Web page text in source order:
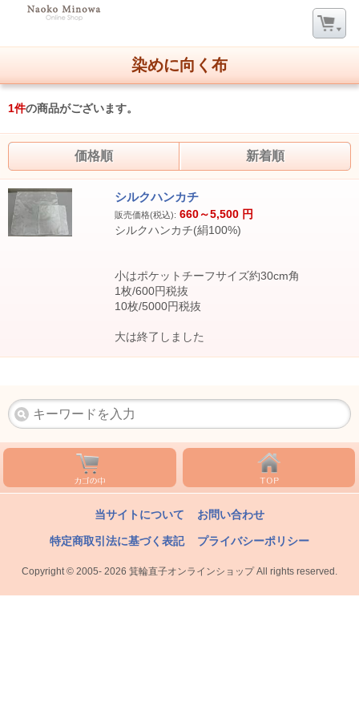
染めに向く布
1件の商品がございます。
価格順 新着順
シルクハンカチ
販売価格(税込): 660～5,500 円
シルクハンカチ(絹100%)
小はポケットチーフサイズ約30cm角
1枚/600円税抜
10枚/5000円税抜
大は終了しました
当サイトについて お問い合わせ
特定商取引法に基づく表記 プライバシーポリシー
Copyright © 2005- 2026 箕輪直子オンラインショップ All rights reserved.